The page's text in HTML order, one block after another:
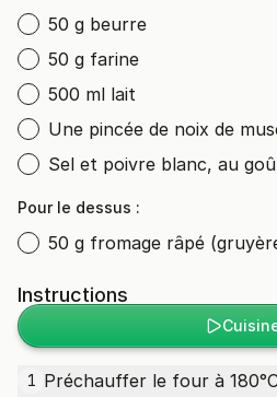
50 g beurre
50 g farine
500 ml lait
Une pincée de noix de
Sel et poivre blanc, au
Pour le dessus :
50 g fromage râpé
Instructions
1 Préchauffer le four à